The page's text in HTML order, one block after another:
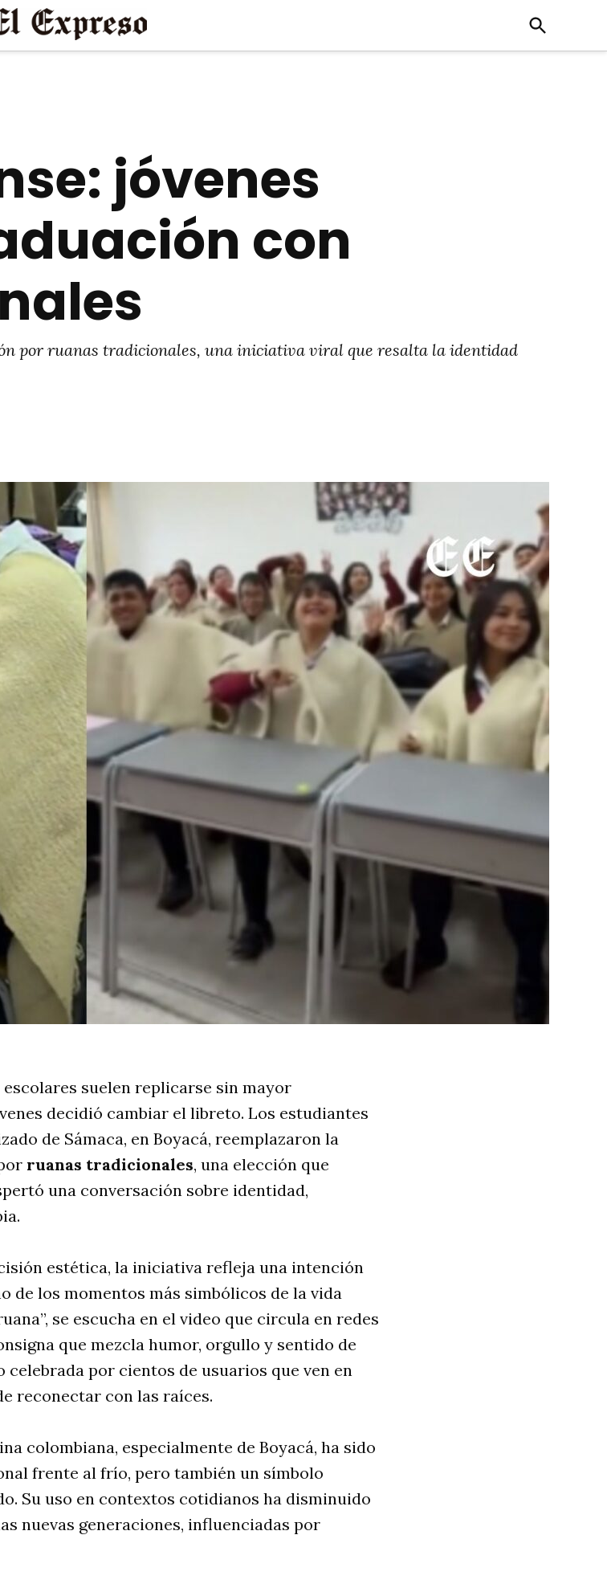
Open
Search
jóvenes
con
por ruanas tradicionales, una iniciativa viral que resalta la identidad
suelen replicarse sin mayor
decidió cambiar el libreto. Los estudiantes
de Sámaca, en Boyacá, reemplazaron la
ruanas tradicionales, una elección que
una conversación sobre identidad,
estética, la iniciativa refleja una intención
de los momentos más simbólicos de la vida
se escucha en el video que circula en redes
que mezcla humor, orgullo y sentido de
celebrada por cientos de usuarios que ven en
reconectar con las raíces.
colombiana, especialmente de Boyacá, ha sido
frente al frío, pero también un símbolo
Su uso en contextos cotidianos ha disminuido
nuevas generaciones, influenciadas por